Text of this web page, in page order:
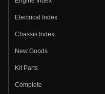
Electrical Index
Chassis Index
New Goods
Kit Parts
Complete